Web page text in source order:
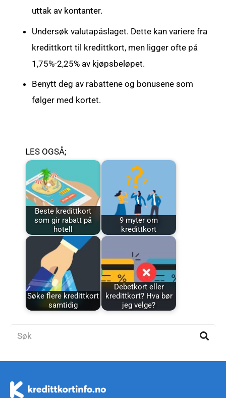
uttak av kontanter.
Undersøk valutapåslaget. Dette kan variere fra
kredittkort til kredittkort, men ligger ofte på
1,75%-2,25% av kjøpsbeløpet.
Benytt deg av rabattene og bonusene som
følger med kortet.
LES OGSÅ;
Beste kredittkort
som gir rabatt på
hotell
9 myter om
kredittkort
Søke flere kredittkort
samtidig
Debetkort eller
kredittkort? Hva bør
jeg velge?